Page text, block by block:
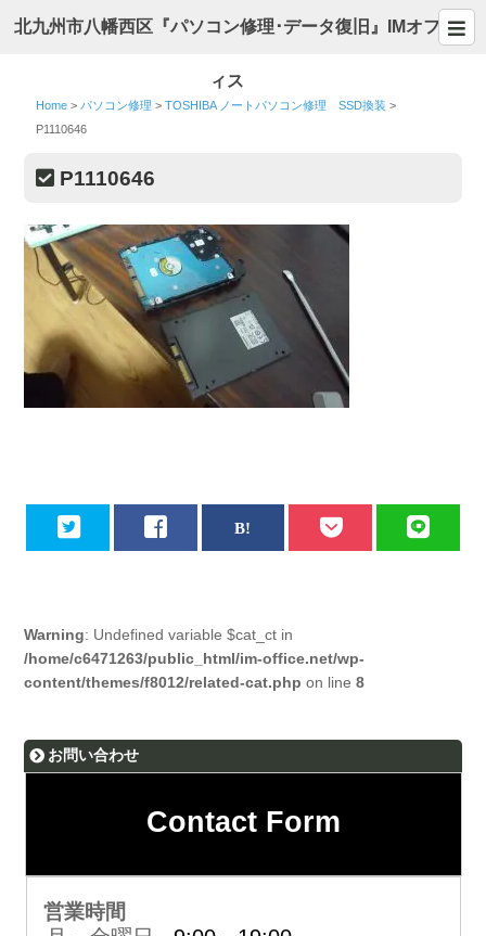
北九州市八幡西区『パソコン修理･データ復旧』IMオフ
ィス
Home > パソコン修理 >TOSHIBA ノートパソコン修理 SSD換装 >
P1110646
P1110646
Warning: Undefined variable $cat_ct in
/home/c6471263/public_html/im-office.net/wp-
content/themes/f8012/related-cat.php on line8
お問い合わせ
Contact Form
営業時間